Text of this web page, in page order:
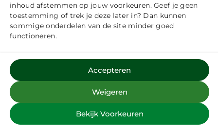
inhoud afstemmen op jouw voorkeuren. Geef je geen
toestemming of trek je deze later in? Dan kunnen
sommige onderdelen van de site minder goed
functioneren.
Accepteren
Weigeren
Bekijk Voorkeuren
Volg @boomontzorging op Instagram